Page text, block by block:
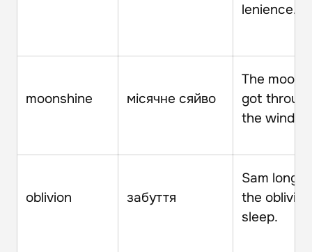
lenience.
moonshine місячне сяйво
The
got
the
oblivion забуття
Sam
the
sleep.